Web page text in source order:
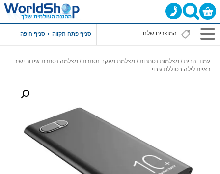
סניף פתח תקווה סניף חיפה
עמוד הבית/ מצלמות נסתרות/ מצלמת מעקב נסתרת/ מצלמה נסתרת שידור ישיר
ראיית לילה בסוללת גיבוי